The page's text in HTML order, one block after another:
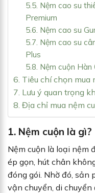
5.5. Nệm cao su
Premium
5.6. Nệm cao su
5.7. Nệm cao su
Plus
5.8. Nệm cuộn
6. Tiêu chí chọn mua
7. Lưu ý quan trọng
8. Địa chỉ mua nệm
1. Nệm cuộn là gì?
Nệm cuộn là loại nệm
ép gọn, hút chân
đóng gói. Nhờ đó, sản
vận chuyển, di